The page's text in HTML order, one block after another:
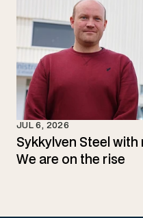
JUL 6, 2026
Sykkylven Steel
We are on the rise